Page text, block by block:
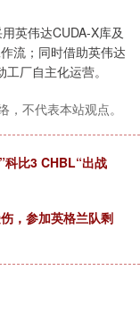
英伟达CUDA-X库及
流；同时借助英伟达
厂自主化运营。
，不代表本站观点。
科比3 CHBL“出战
，参加英格兰队剩